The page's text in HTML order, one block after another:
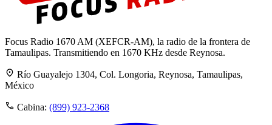
Focus Radio 1670 AM (XEFCR-AM), la radio de la frontera de
Tamaulipas. Transmitiendo en 1670 KHz desde Reynosa.
Río Guayalejo 1304, Col. Longoria, Reynosa, Tamaulipas,
México
Cabina: (899) 923-2368